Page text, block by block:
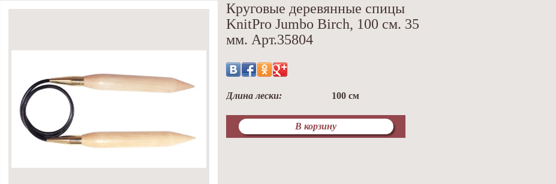
Круговые деревянные спицы
KnitPro Jumbo Birch, 100 см. 35
мм. Арт.35804
Длина лески: 100 см
В корзину